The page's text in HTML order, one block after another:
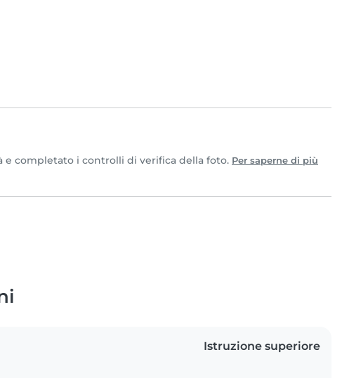
completato i controlli di verifica della foto. Per saperne di più
Istruzione superiore